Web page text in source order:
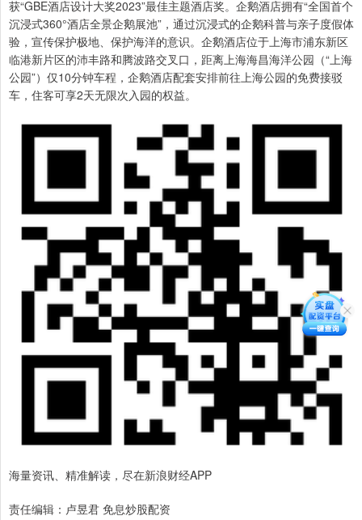
获“GBE酒店设计大奖2023”最佳主题酒店奖。企鹅酒店拥有“全国首个
沉浸式360°酒店全景企鹅展池”，通过沉浸式的企鹅科普与亲子度假体
验，宣传保护极地、保护海洋的意识。企鹅酒店位于上海市浦东新区
临港新片区的沛丰路和腾波路交叉口，距离上海海昌海洋公园（“上海
公园”）仅10分钟车程，企鹅酒店配套安排前往上海公园的免费接驳
车，住客可享2天无限次入园的权益。
海量资讯、精准解读，尽在新浪财经APP
责任编辑：卢昱君 免息炒股配资